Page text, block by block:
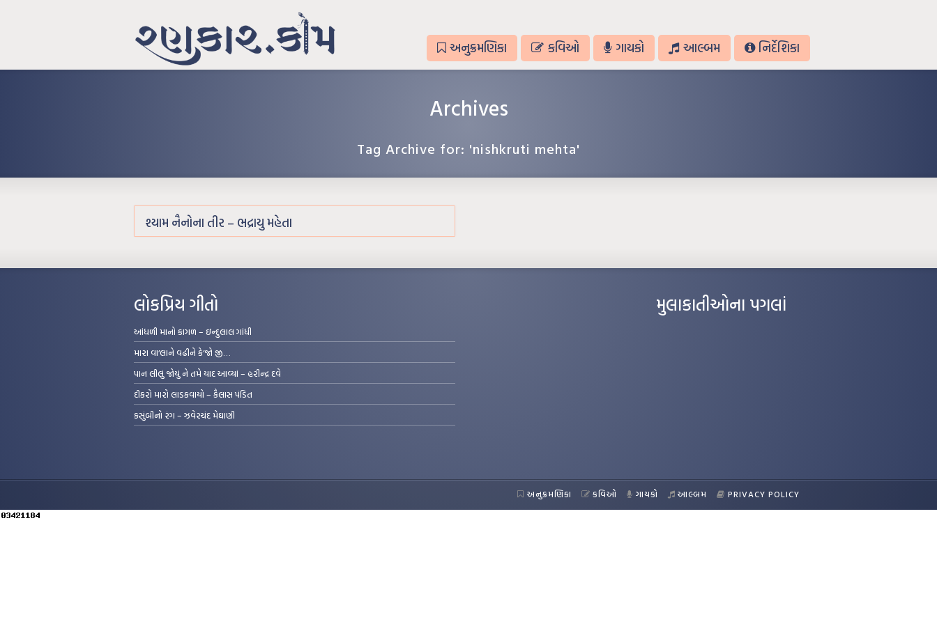
અનુક્રમણિકા કવિઓ ગાયકો આલ્બમ નિર્દેશિકા
Archives
Tag Archive for: 'nishkruti mehta'
શ્યામ નૈનોના તીર – ભદ્રાયુ મહેતા
લોકપ્રિય ગીતો
આંધળી માનો કાગળ – ઇન્દુલાલ ગાંધી
મારા વા’લાને વઢીને કે’જો જી…
પાન લીલું જોયું ને તમે યાદ આવ્યાં – હરીન્દ્ર દવે
દીકરો મારો લાડકવાયો – કૈલાસ પંડિત
કસુંબીનો રંગ – ઝવેરચંદ મેઘાણી
મુલાકાતીઓના પગલાં
અનુક્રમણિકા કવિઓ ગાયકો આલ્બમ PRIVACY POLICY